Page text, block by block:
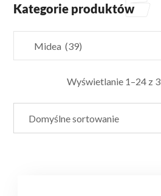
Wyświetlanie 1–24 z
Kategorie produktów